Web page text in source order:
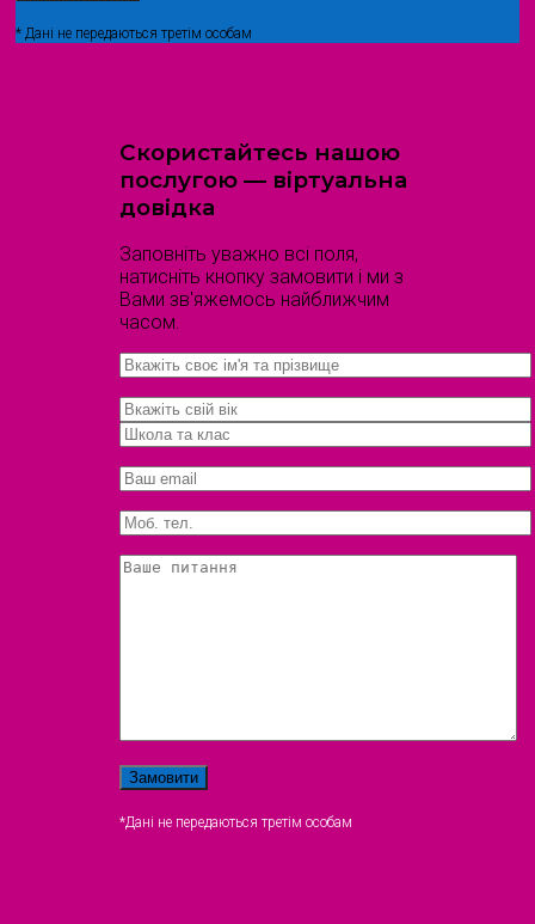
* Дані не передаються третім особам
Скористайтесь нашою
послугою — віртуальна
довідка
Заповніть уважно всі поля,
натисніть кнопку замовити і ми з
Вами зв'яжемось найближчим
часом.
*Дані не передаються третім особам